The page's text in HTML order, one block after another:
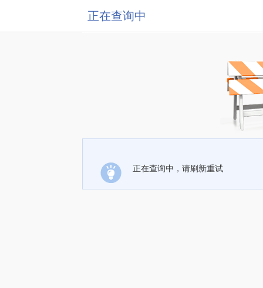
正在查询中
正在查询中，请刷新重试